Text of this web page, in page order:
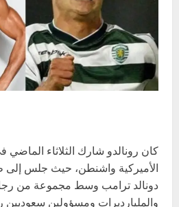
كان رونالدو شارك الثلاثاء
الأميركية واشنطن، حيث جلس إلى
دونالد ترامب وسط مجموعة من
والمليارديرات ومسؤولين